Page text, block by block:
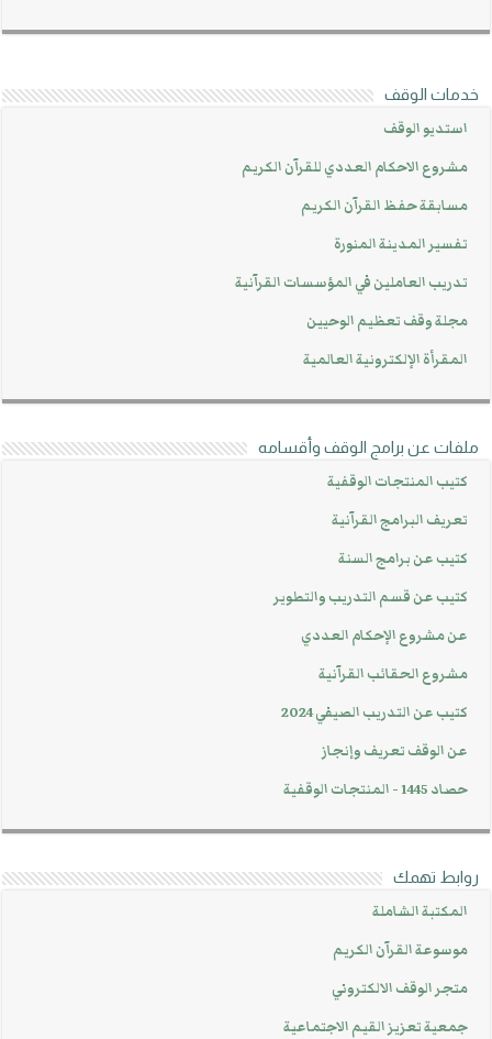
خدمات الوقف
استديو الوقف
مشروع الاحكام العددي للقرآن الكريم
مسابقة حفظ القرآن الكريم
تفسير المدينة المنورة
تدريب العاملين في المؤسسات القرآنية
مجلة وقف تعظيم الوحيين
المقرأة الإلكترونية العالمية
ملفات عن برامج الوقف وأقسامه
كتيب المنتجات الوقفية
تعريف البرامج القرآنية
كتيب عن برامج السنة
كتيب عن قسم التدريب والتطوير
عن مشروع الإحكام العددي
مشروع الحقائب القرآنية
كتيب عن التدريب الصيفي 2024
عن الوقف تعريف وإنجاز
حصاد 1445 - المنتجات الوقفية
روابط تهمك
المكتبة الشاملة
موسوعة القرآن الكريم
متجر الوقف الالكتروني
جمعية تعزيز القيم الاجتماعية